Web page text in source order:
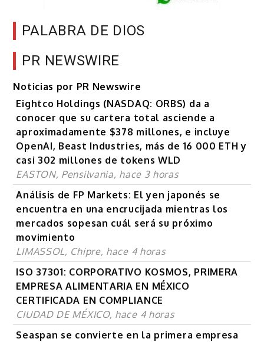
PALABRA DE DIOS
PR NEWSWIRE
Noticias por PR Newswire
Eightco Holdings (NASDAQ: ORBS) da a
conocer que su cartera total asciende a
aproximadamente $378 millones, e incluye
OpenAI, Beast Industries, más de 16 000 ETH y
casi 302 millones de tokens WLD
EASTON, Pensilvania, hace 3 horas
Análisis de FP Markets: El yen japonés se
encuentra en una encrucijada mientras los
mercados sopesan cuál será su próximo
movimiento
LIMASSOL, Chipre, hace 4 horas
ISO 37301: CORPORATIVO KOSMOS, PRIMERA
EMPRESA ALIMENTARIA EN MÉXICO
CERTIFICADA EN COMPLIANCE
CIUDAD DE MÉXICO, hace 4 horas
Seaspan se convierte en la primera empresa